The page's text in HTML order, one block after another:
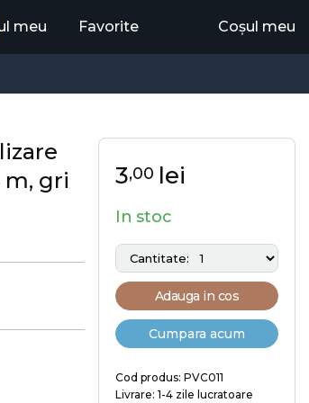
meu Favorite Coșul meu
m, gri
3,00 lei
In stoc
Adauga in cos
Cumpara acum
Cod produs: PVC011
Livrare: 1-4 zile lucratoare